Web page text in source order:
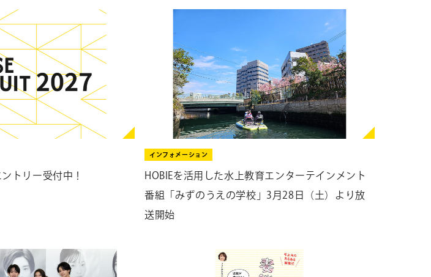
トリー受付中！
インフォメーション
HOBIEを活用した水上教育エンターテインメント
番組「みずのうえの学校」3月28日（土）より放
送開始